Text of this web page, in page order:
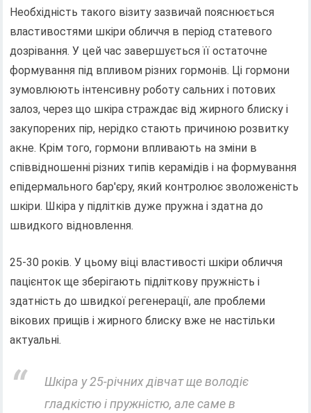
Необхідність такого візиту зазвичай пояснюється
властивостями шкіри обличчя в період статевого
дозрівання. У цей час завершується її остаточне
формування під впливом різних гормонів. Ці гормони
зумовлюють інтенсивну роботу сальних і потових
залоз, через що шкіра страждає від жирного блиску і
закупорених пір, нерідко стають причиною розвитку
акне. Крім того, гормони впливають на зміни в
співвідношенні різних типів керамідів і на формування
епідермального бар'єру, який контролює зволоженість
шкіри. Шкіра у підлітків дуже пружна і здатна до
швидкого відновлення.
25-30 років. У цьому віці властивості шкіри обличчя
пацієнток ще зберігають підліткову пружність і
здатність до швидкої регенерації, але проблеми
вікових прищів і жирного блиску вже не настільки
актуальні.
Шкіра у 25-річних дівчат ще володіє
гладкістю і пружністю, але саме в